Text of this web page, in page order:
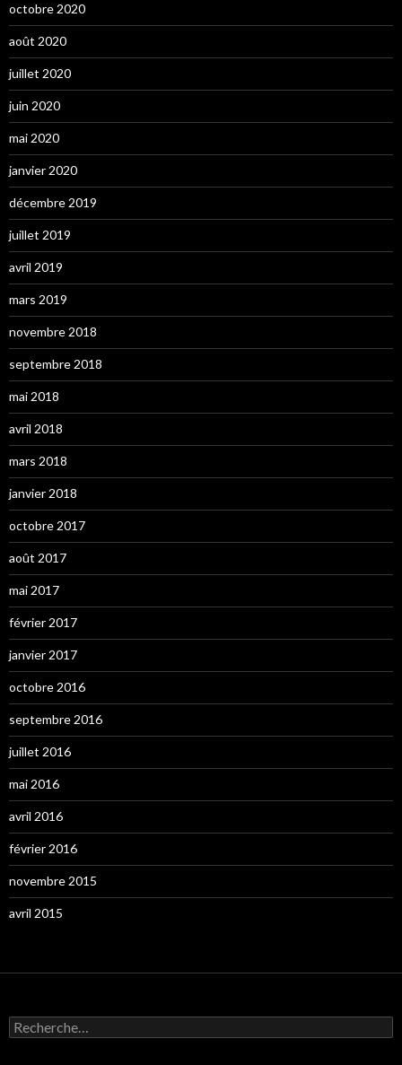
octobre 2020
août 2020
juillet 2020
juin 2020
mai 2020
janvier 2020
décembre 2019
juillet 2019
avril 2019
mars 2019
novembre 2018
septembre 2018
mai 2018
avril 2018
mars 2018
janvier 2018
octobre 2017
août 2017
mai 2017
février 2017
janvier 2017
octobre 2016
septembre 2016
juillet 2016
mai 2016
avril 2016
février 2016
novembre 2015
avril 2015
Rechercher :